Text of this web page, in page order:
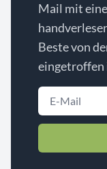
Mail mit
Beste von
eingetroffen